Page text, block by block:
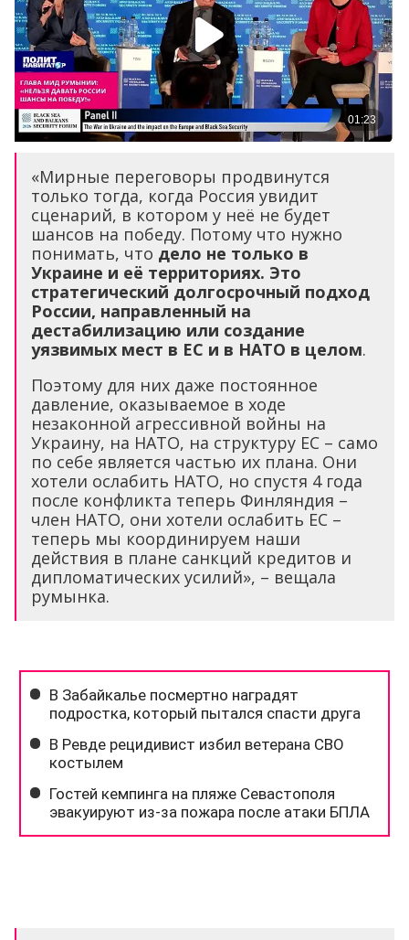
«Мирные переговоры продвинутся
только тогда, когда Россия увидит
сценарий, в котором у неё не будет
шансов на победу. Потому что нужно
понимать, что дело не только в
Украине и её территориях. Это
стратегический долгосрочный подход
России, направленный на
дестабилизацию или создание
уязвимых мест в ЕС и в НАТО в целом.
Поэтому для них даже постоянное
давление, оказываемое в ходе
незаконной агрессивной войны на
Украину, на НАТО, на структуру ЕС – само
по себе является частью их плана. Они
хотели ослабить НАТО, но спустя 4 года
после конфликта теперь Финляндия –
член НАТО, они хотели ослабить ЕС –
теперь мы координируем наши
действия в плане санкций кредитов и
дипломатических усилий», – вещала
румынка.